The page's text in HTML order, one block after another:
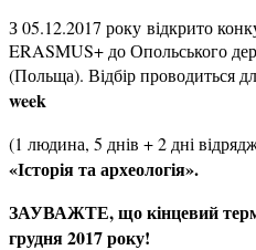
З 05.12.2017 року відкрито
ERASMUS+ до Опольського
(Польща). Відбір проводиться
week
(1 людина, 5 днів + 2 дні
«Історія та археологія».
ЗАУВАЖТЕ, що кінцевий
грудня 2017 року!